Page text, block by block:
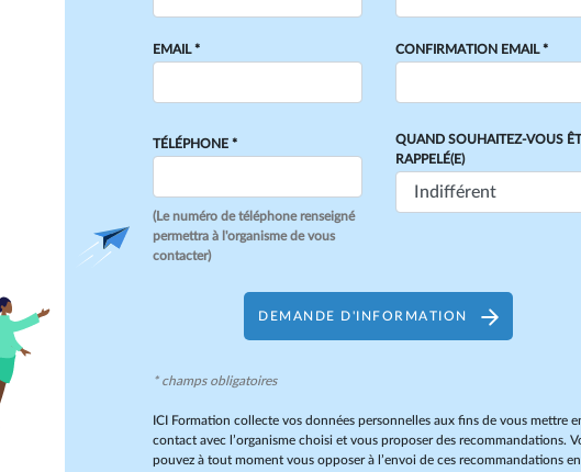
EMAIL * CONFIRMATION EMAIL *
TÉLÉPHONE *
(Le numéro de téléphone renseigné
permettra à l'organisme de vous
contacter)
QUAND SOUHAITEZ-VOUS
RAPPELÉ(E)
DEMANDE D'INFORMATION
* champs obligatoires
ICI Formation collecte vos données personnelles aux fins de vous mettre
contact avec l’organisme choisi et vous proposer des recommandations.
pouvez à tout moment vous opposer à l’envoi de ces recommandations en